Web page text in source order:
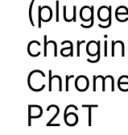
P26T